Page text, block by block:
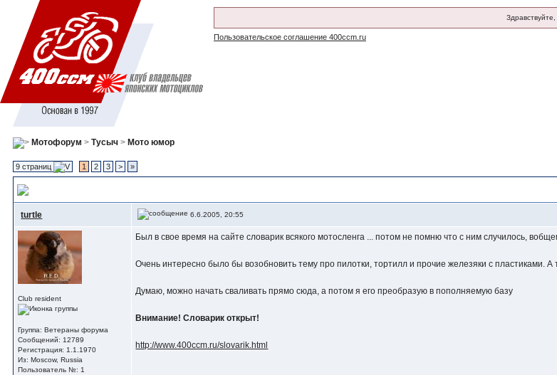
Здравствуйте,
Пользовательское соглашение 400ccm.ru
Мотофорум >Тусыч > Мото юмор
9 страниц 1 2 3 > »
turtle 6.6.2005, 20:55
Club resident
Группа: Ветераны форума
Сообщений: 12789
Регистрация: 1.1.1970
Из: Moscow, Russia
Пользователь №: 1
Был в свое время на сайте словарик всякого мотосленга ... потом не помню что с ним случилось,
Очень интересно было бы возобновить тему про пилотки, тортилл и прочие железяки с пластиками.
Думаю, можно начать сваливать прямо сюда, а потом я его преобразую в пополняемую базу
Внимание! Словарик открыт!
http://www.400ccm.ru/slovarik.html